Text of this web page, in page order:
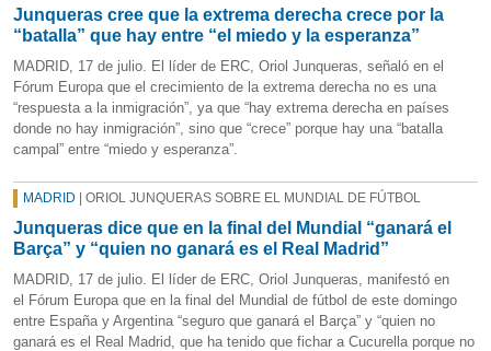
Junqueras cree que la extrema derecha crece por la
“batalla” que hay entre “el miedo y la esperanza”
MADRID, 17 de julio. El líder de ERC, Oriol Junqueras, señaló en el
Fórum Europa que el crecimiento de la extrema derecha no es una
“respuesta a la inmigración”, ya que “hay extrema derecha en países
donde no hay inmigración”, sino que “crece” porque hay una “batalla
campal” entre “miedo y esperanza”.
MADRID | ORIOL JUNQUERAS SOBRE EL MUNDIAL DE FÚTBOL
Junqueras dice que en la final del Mundial “ganará el
Barça” y “quien no ganará es el Real Madrid”
MADRID, 17 de julio. El líder de ERC, Oriol Junqueras, manifestó en
el Fórum Europa que en la final del Mundial de fútbol de este domingo
entre España y Argentina “seguro que ganará el Barça” y “quien no
ganará es el Real Madrid, que ha tenido que fichar a Cucurella porque no